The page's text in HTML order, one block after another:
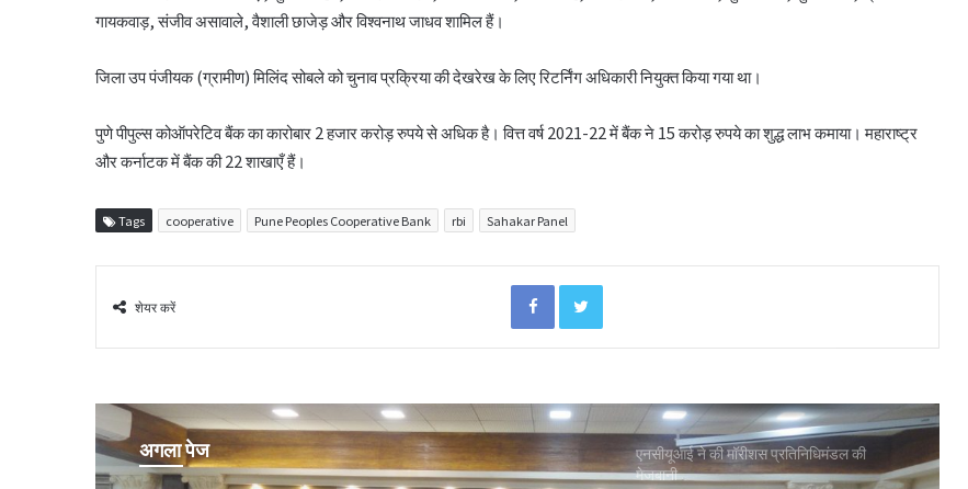
गायकवाड़, संजीव असावाले, वैशाली छाजेड़ और विश्वनाथ जाधव शामिल हैं।
जिला उप पंजीयक (ग्रामीण) मिलिंद सोबले को चुनाव प्रक्रिया की देखरेख के लिए रिटर्निंग अधिकारी नियुक्त किया गया था।
पुणे पीपुल्स कोऑपरेटिव बैंक का कारोबार 2 हजार करोड़ रुपये से अधिक है। वित्त वर्ष 2021-22 में बैंक ने 15 करोड़ रुपये का शुद्ध लाभ कमाया। महाराष्ट्र
और कर्नाटक में बैंक की 22 शाखाएँ हैं।
Tags cooperative Pune Peoples Cooperative Bank rbi Sahakar Panel
शेयर करें
FacebookTwitter
अगला पेज
विद्यार्थियों ने लिया प्रवेश
‘कोऑपरेशन अमंग कोऑपरेटिव्स’ से कोऑप बैंकों
एनसीयूआई ने की मॉरीशस प्रतिनिधिमंडल की
मेजबानी